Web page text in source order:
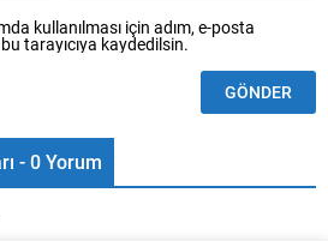
kullanılması için adım, e-posta
tarayıcıya kaydedilsin.
- 0 Yorum